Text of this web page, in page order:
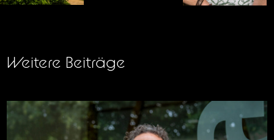
Weitere Beiträge